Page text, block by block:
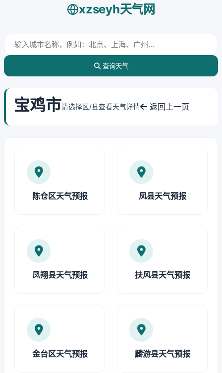
xzseyh天气网
查询天气
宝鸡市请选择区/县查看天气详情 返回上一页
陈仓区天气预报 凤县天气预报
凤翔县天气预报 扶风县天气预报
金台区天气预报 麟游县天气预报